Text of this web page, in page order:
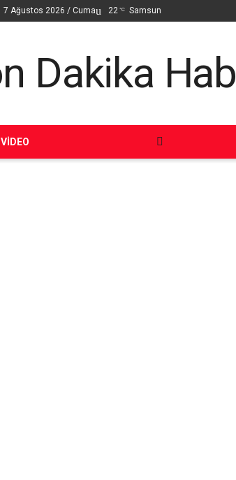
7 Ağustos 2026 / Cuma 22 °C Samsun
VIDEO